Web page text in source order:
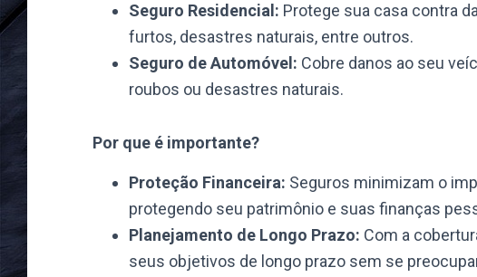
Seguro Residencial: Protege sua casa contra
furtos, desastres naturais, entre outros.
Seguro de Automóvel: Cobre danos ao seu
roubos ou desastres naturais.
Por que é importante?
Proteção Financeira: Seguros minimizam o
protegendo seu patrimônio e suas finanças
Planejamento de Longo Prazo: Com a
seus objetivos de longo prazo sem se